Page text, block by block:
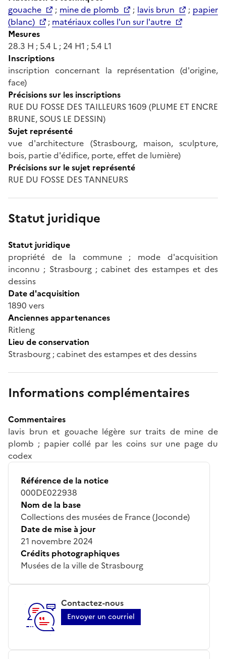
gouache
; mine de plomb ; lavis brun ; papier
(blanc)
; matériaux colles l'un sur l'autre
Mesures
28.3 H ; 5.4 L ; 24 H1 ; 5.4 L1
Inscriptions
inscription concernant la représentation (d'origine,
face)
Précisions sur les inscriptions
RUE DU FOSSE DES TAILLEURS 1609 (PLUME ET ENCRE
BRUNE, SOUS LE DESSIN)
Sujet représenté
vue d'architecture (Strasbourg, maison, sculpture,
bois, partie d'édifice, porte, effet de lumière)
Précisions sur le sujet représenté
RUE DU FOSSE DES TANNEURS
Statut juridique
Statut juridique
propriété de la commune ; mode d'acquisition
inconnu ; Strasbourg ; cabinet des estampes et des
dessins
Date d'acquisition
1890 vers
Anciennes appartenances
Ritleng
Lieu de conservation
Strasbourg ; cabinet des estampes et des dessins
Informations complémentaires
Commentaires
lavis brun et gouache légère sur traits de mine de
plomb ; papier collé par les coins sur une page du
codex
Référence de la notice
000DE022938
Nom de la base
Collections des musées de France (Joconde)
Date de mise à jour
21 novembre 2024
Crédits photographiques
Musées de la ville de Strasbourg
Contactez-nous
Envoyer un courriel